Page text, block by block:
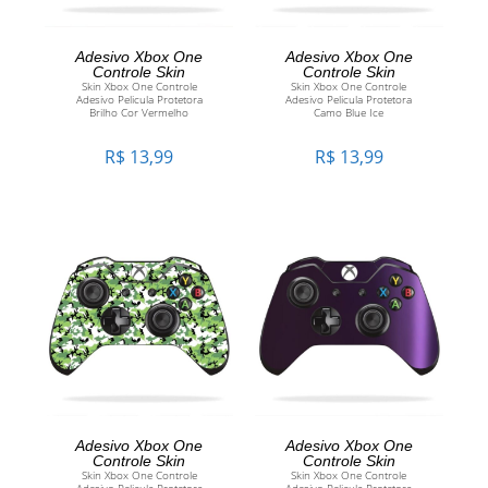
ADICIONAR AO
CARRINHO
Adesivo Xbox One
Controle Skin
Skin Xbox One Controle
Adesivo Pelicula Protetora
Brilho Cor Vermelho
R$ 13,99
ADICIONAR AO
CARRINHO
Adesivo Xbox One
Controle Skin
Skin Xbox One Controle
Adesivo Pelicula Protetora
Camo Blue Ice
R$ 13,99
ADICIONAR AO
CARRINHO
Adesivo Xbox One
Controle Skin
Skin Xbox One Controle
ADICIONAR AO
CARRINHO
Adesivo Xbox One
Controle Skin
Skin Xbox One Controle